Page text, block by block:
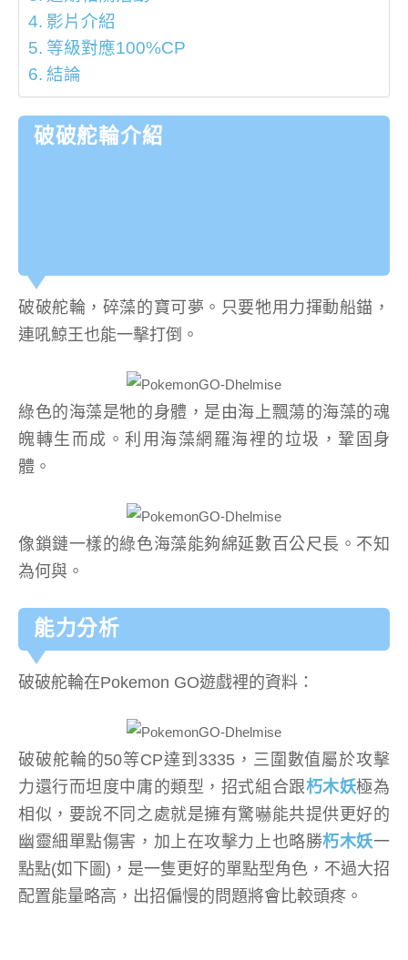
影片介紹
等級對應100%CP
結論
破破舵輪介紹
破破舵輪，碎藻的寶可夢。只要牠用力揮動船錨，
連吼鯨王也能一擊打倒。
綠色的海藻是牠的身體，是由海上飄蕩的海藻的魂
魄轉生而成。利用海藻網羅海裡的垃圾，鞏固身
體。
像鎖鏈一樣的綠色海藻能夠綿延數百公尺長。不知
為何與。
能力分析
破破舵輪在Pokemon GO遊戲裡的資料：
破破舵輪的50等CP達到3335，三圍數值屬於攻擊
力還行而坦度中庸的類型，招式組合跟朽木妖極為
相似，要說不同之處就是擁有驚嚇能共提供更好的
幽靈細單點傷害，加上在攻擊力上也略勝朽木妖一
點點(如下圖)，是一隻更好的單點型角色，不過大招
配置能量略高，出招偏慢的問題將會比較頭疼。